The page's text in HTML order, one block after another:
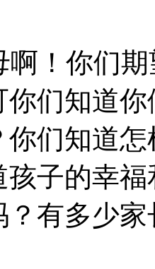
啊！你们
你们知道
你们知道
子的幸
有多少